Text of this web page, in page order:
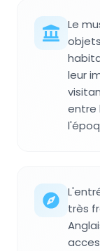
Le
leur
entre
très